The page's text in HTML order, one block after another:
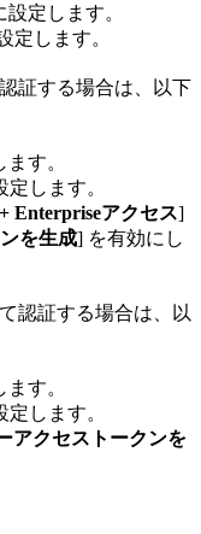
設定します。
定します。
証する場合は、以下
す。
します。
Enterpriseアクセス]
を生成] を有効にし
認証する場合は、以
す。
します。
アクセストークンを